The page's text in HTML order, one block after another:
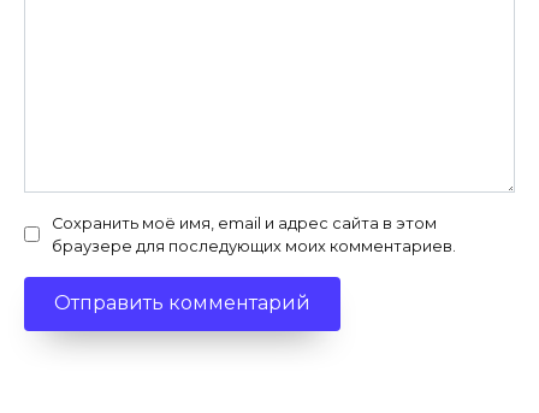
Сохранить моё имя, email и адрес сайта в этом
браузере для последующих моих комментариев.